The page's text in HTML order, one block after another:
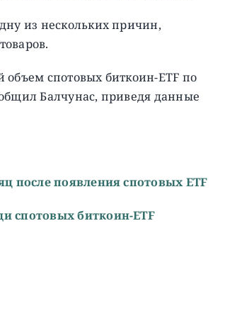
из нескольких причин,
спотовых биткоин-ETF по
Балчунас, приведя данные
после появления спотовых ETF
спотовых биткоин-ETF